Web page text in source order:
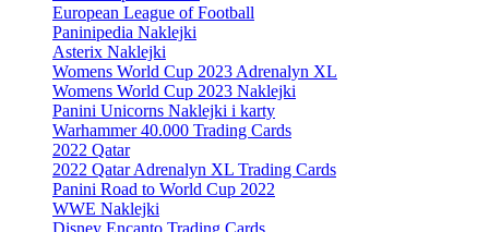
European League of Football
Paninipedia Naklejki
Asterix Naklejki
Womens World Cup 2023 Adrenalyn XL
Womens World Cup 2023 Naklejki
Panini Unicorns Naklejki i karty
Warhammer 40.000 Trading Cards
2022 Qatar
2022 Qatar Adrenalyn XL Trading Cards
Panini Road to World Cup 2022
WWE Naklejki
Disney Encanto Trading Cards